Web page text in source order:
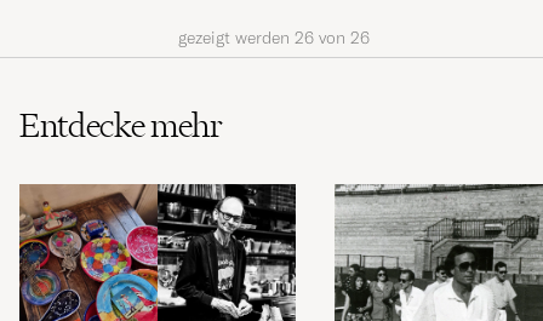
gezeigt werden 26 von 26
Entdecke mehr